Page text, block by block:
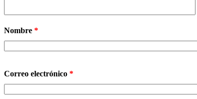
Nombre *
Correo electrónico *